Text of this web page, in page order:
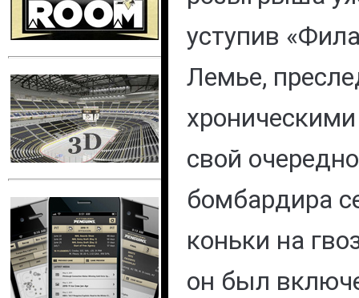
уступив
Лемье,
свой
бомбардира
коньки на
он был